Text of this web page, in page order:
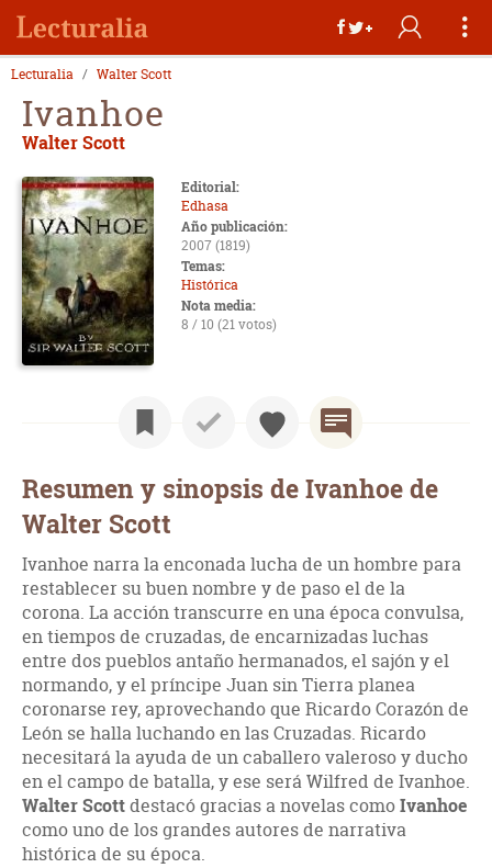
Lecturalia Walter Scott
Ivanhoe
Walter Scott
Editorial:
Edhasa
Año publicación:
2007 (1819)
Temas:
Histórica
Nota media:
8 / 10 (21 votos)
Resumen y sinopsis de Ivanhoe de
Walter Scott
Ivanhoe narra la enconada lucha de un hombre para
restablecer su buen nombre y de paso el de la
corona. La acción transcurre en una época convulsa,
en tiempos de cruzadas, de encarnizadas luchas
entre dos pueblos antaño hermanados, el sajón y el
normando, y el príncipe Juan sin Tierra planea
coronarse rey, aprovechando que Ricardo Corazón de
León se halla luchando en las Cruzadas. Ricardo
necesitará la ayuda de un caballero valeroso y ducho
en el campo de batalla, y ese será Wilfred de Ivanhoe.
Walter Scottdestacó gracias a novelas comoIvanhoe
como uno de los grandes autores de narrativa
histórica de su época.